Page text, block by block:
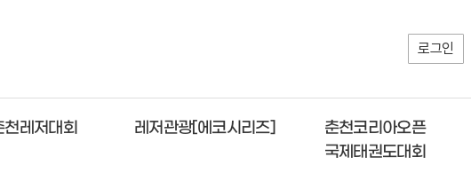
로그인
천레저대회 레저관광[에코시리즈]
춘천코리아오픈
국제태권도대회